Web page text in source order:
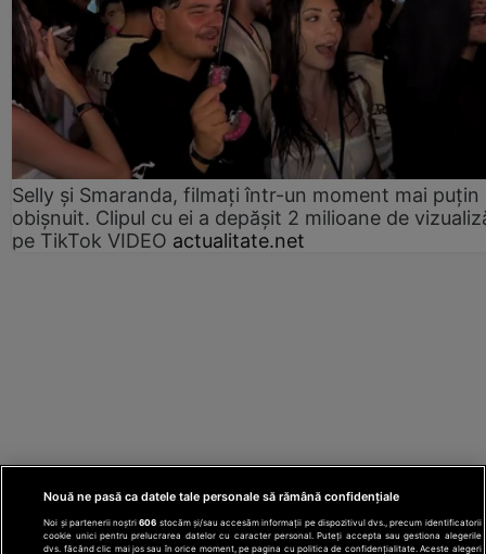
Selly și Smaranda, filmați într-un moment mai puțin
obișnuit. Clipul cu ei a depășit 2 milioane de
pe TikTok VIDEO actualitate.net
Nouă ne pasă ca datele tale personale să rămână confidențiale
Noi și partenerii noștri606 stocăm și/sau accesăm informații pe dispozitivul dvs., precum identificatorii
cookie unici pentru prelucrarea datelor cu caracter personal. Puteți accepta sau gestiona alegerile
dvs. făcând clic mai jos sau în orice moment, pe pagina cu politica de confidențialitate. Aceste alegeri